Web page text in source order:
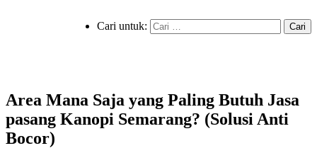
Cari untuk:
Area Mana Saja yang Paling Butuh Jasa
pasang Kanopi Semarang? (Solusi Anti
Bocor)